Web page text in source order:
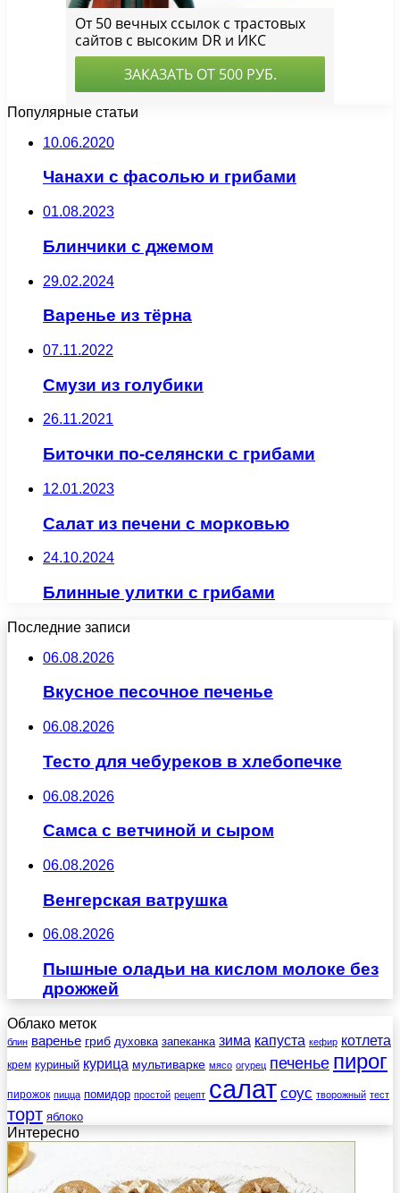
Популярные статьи
10.06.2020
Чанахи с фасолью и грибами
01.08.2023
Блинчики с джемом
29.02.2024
Варенье из тёрна
07.11.2022
Смузи из голубики
26.11.2021
Биточки по-селянски с грибами
12.01.2023
Салат из печени с морковью
24.10.2024
Блинные улитки с грибами
Последние записи
06.08.2026
Вкусное песочное печенье
06.08.2026
Тесто для чебуреков в хлебопечке
06.08.2026
Самса с ветчиной и сыром
06.08.2026
Венгерская ватрушка
06.08.2026
Пышные оладьи на кислом молоке без
дрожжей
Облако меток
блин варенье гриб духовка запеканка зима капуста кефир котлета
крем куриный курица мультиварке мясо огурец печенье пирог
пирожок пицца помидор простой рецепт салат соус творожный тест
торт яблоко
Интересно